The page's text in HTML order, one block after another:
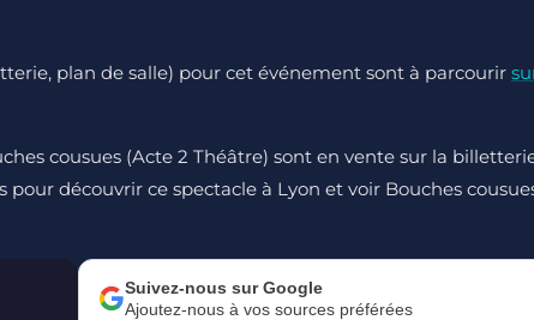
plan de salle) pour cet événement sont à parcourir
cousues (Acte 2 Théâtre) sont en vente sur la
pour découvrir ce spectacle à Lyon et voir Bouches
Suivez-nous sur Google
Ajoutez-nous à vos sources préférées